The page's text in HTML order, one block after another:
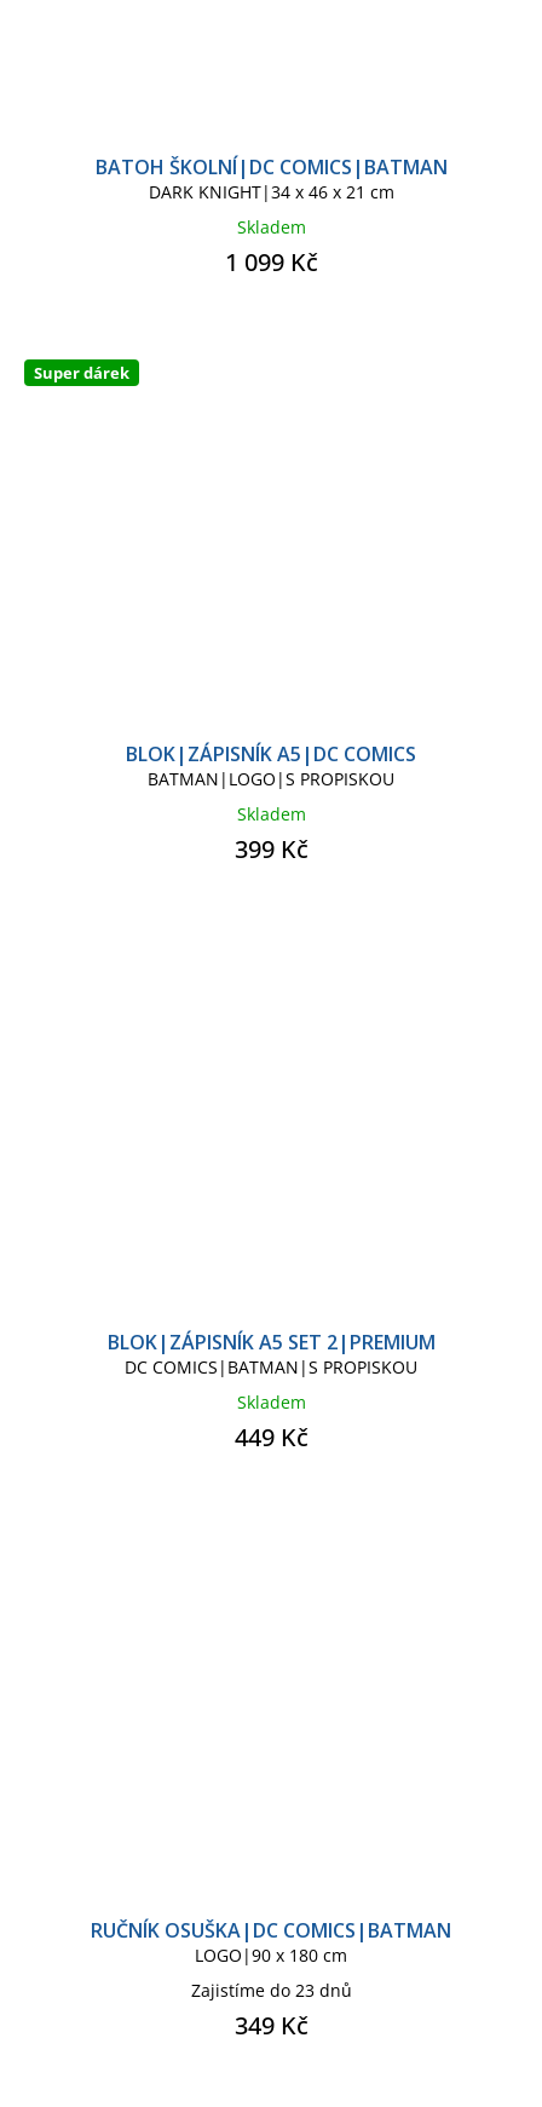
BATOH ŠKOLNÍ|DC COMICS|BATMAN
DARK KNIGHT|34 x 46 x 21 cm
Skladem
1 099 Kč
Super dárek
BLOK|ZÁPISNÍK A5|DC COMICS
BATMAN|LOGO|S PROPISKOU
Skladem
399 Kč
BLOK|ZÁPISNÍK A5 SET 2|PREMIUM
DC COMICS|BATMAN|S PROPISKOU
Skladem
449 Kč
RUČNÍK OSUŠKA|DC COMICS|BATMAN
LOGO|90 x 180 cm
Zajistíme do 23 dnů
349 Kč